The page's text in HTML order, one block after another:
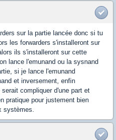
sur la partie lancée donc si tu
les forwarders s'installeront sur
ils s'installeront sur cette
lance l'emunand ou la sysnand
si je lance l'emunand
et inversement, enfin
compliquer d'une part et
pratique pour justement bien
systèmes.